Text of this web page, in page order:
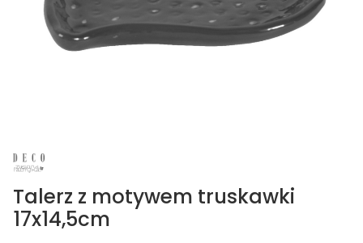
Talerz z motywem truskawki
17x14,5cm